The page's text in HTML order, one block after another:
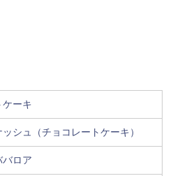
ケーキ
シュ（チョコレートケーキ）
バロア